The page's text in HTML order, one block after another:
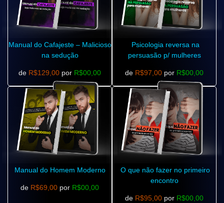
Manual do Cafajeste – Malicioso
na sedução
de R$129,00 por R$00,00
Psicologia reversa na
persuasão p/ mulheres
de R$97,00 por R$00,00
Manual do Homem Moderno
de R$69,00 por R$00,00
O que não fazer no primeiro
encontro
de R$95,00 por R$00,00